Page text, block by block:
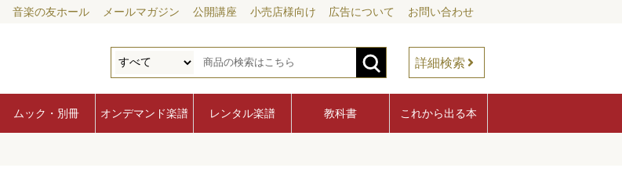
音楽の友ホール メールマガジン 公開講座 小売店様向け 広告について お問い合わせ
詳細検索
ムック・別冊 オンデマンド楽譜 レンタル楽譜 教科書 これから出る本